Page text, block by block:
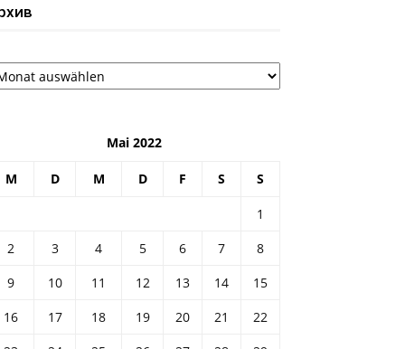
Mai 2022
M D M D F S S
1
2
3 4 5 6 7
8
9
10 11 12 13 14
15
16
17 18 19 20 21
22